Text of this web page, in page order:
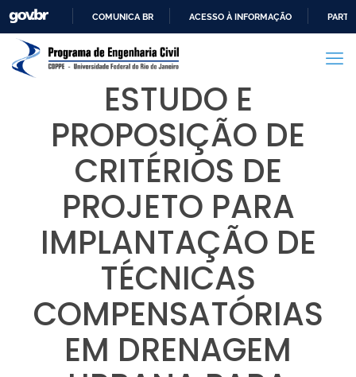
PARA
CONTEÚDO
COMUNICA BR ACESSO À INFORMAÇÃO
ESTUDO E
PROPOSIÇÃO DE
CRITÉRIOS DE
PROJETO PARA
IMPLANTAÇÃO DE
TÉCNICAS
COMPENSATÓRIAS
EM DRENAGEM